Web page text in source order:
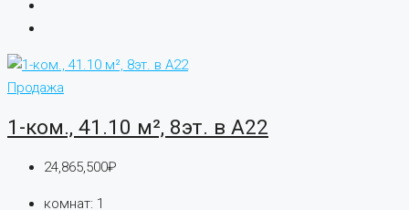
Продажа
1-ком., 41.10 м², 8эт. в А22
24,865,500₽
комнат: 1